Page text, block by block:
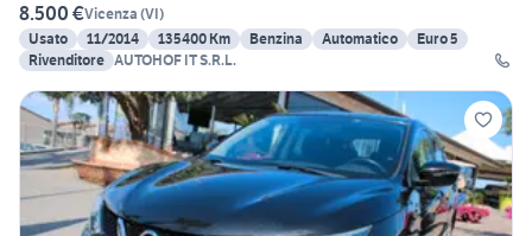
8.500 €Vicenza (VI)
Usato
11/2014 135400 Km Benzina Automatico
Euro 5
Rivenditore
AUTOHOF IT S.R.L.